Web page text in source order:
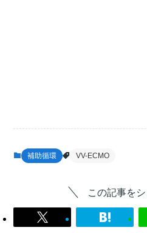
補助循環 VV-ECMO
この記事を